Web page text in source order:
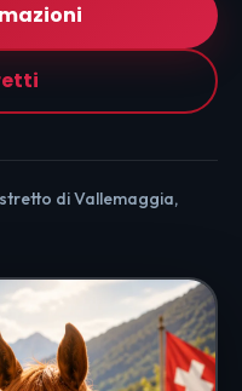
di Vallemaggia,